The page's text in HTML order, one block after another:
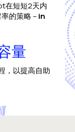
在短短2天内
的策略 –in
量
，以提高自助